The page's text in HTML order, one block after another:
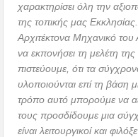
χαρακτηρίσει όλη την
της τοπικής μας
Αρχιτέκτονα Μηχανικό
να εκπονήσει τη μελέτη
πιστεύουμε, ότι τα
υλοποιούνται επί τη βάση
τρόπο αυτό μπορούμε να
τους προσδίδουμε μια
είναι λειτουργικοί και